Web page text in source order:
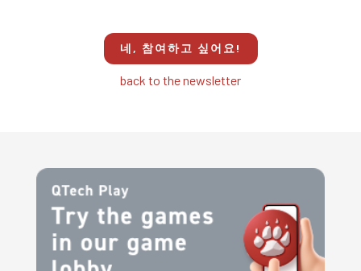
네, 참여하고 싶어요!
back to the newsletter